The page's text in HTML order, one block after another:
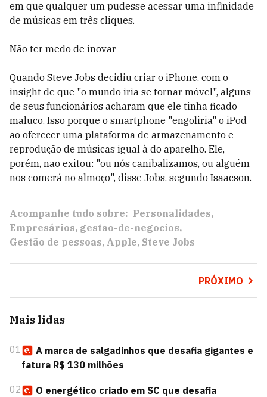
em que qualquer um pudesse acessar uma infinidade
de músicas em três cliques.
Não ter medo de inovar
Quando Steve Jobs decidiu criar o iPhone, com o
insight de que "o mundo iria se tornar móvel", alguns
de seus funcionários acharam que ele tinha ficado
maluco. Isso porque o smartphone "engoliria" o iPod
ao oferecer uma plataforma de armazenamento e
reprodução de músicas igual à do aparelho. Ele,
porém, não exitou: "ou nós canibalizamos, ou alguém
nos comerá no almoço", disse Jobs, segundo Isaacson.
Acompanhe tudo sobre: Personalidades
Empresários gestao-de-negocios
Gestão de pessoas Apple Steve Jobs
PRÓXIMO
Mais lidas
01
A marca de salgadinhos que desafia gigantes e
fatura R$ 130 milhões
02
O energético criado em SC que desafia